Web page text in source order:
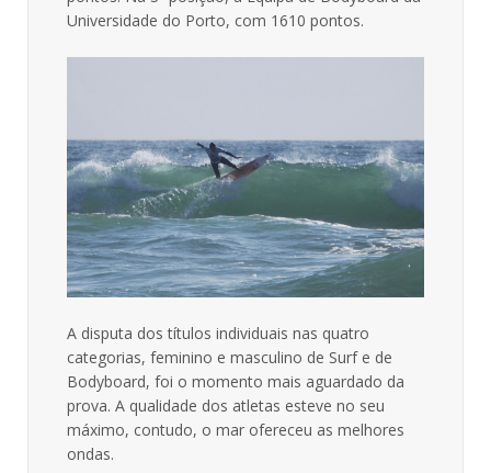
Universidade do Porto, com 1610 pontos.
A disputa dos títulos individuais nas quatro
categorias, feminino e masculino de Surf e de
Bodyboard, foi o momento mais aguardado da
prova. A qualidade dos atletas esteve no seu
máximo, contudo, o mar ofereceu as melhores
ondas.